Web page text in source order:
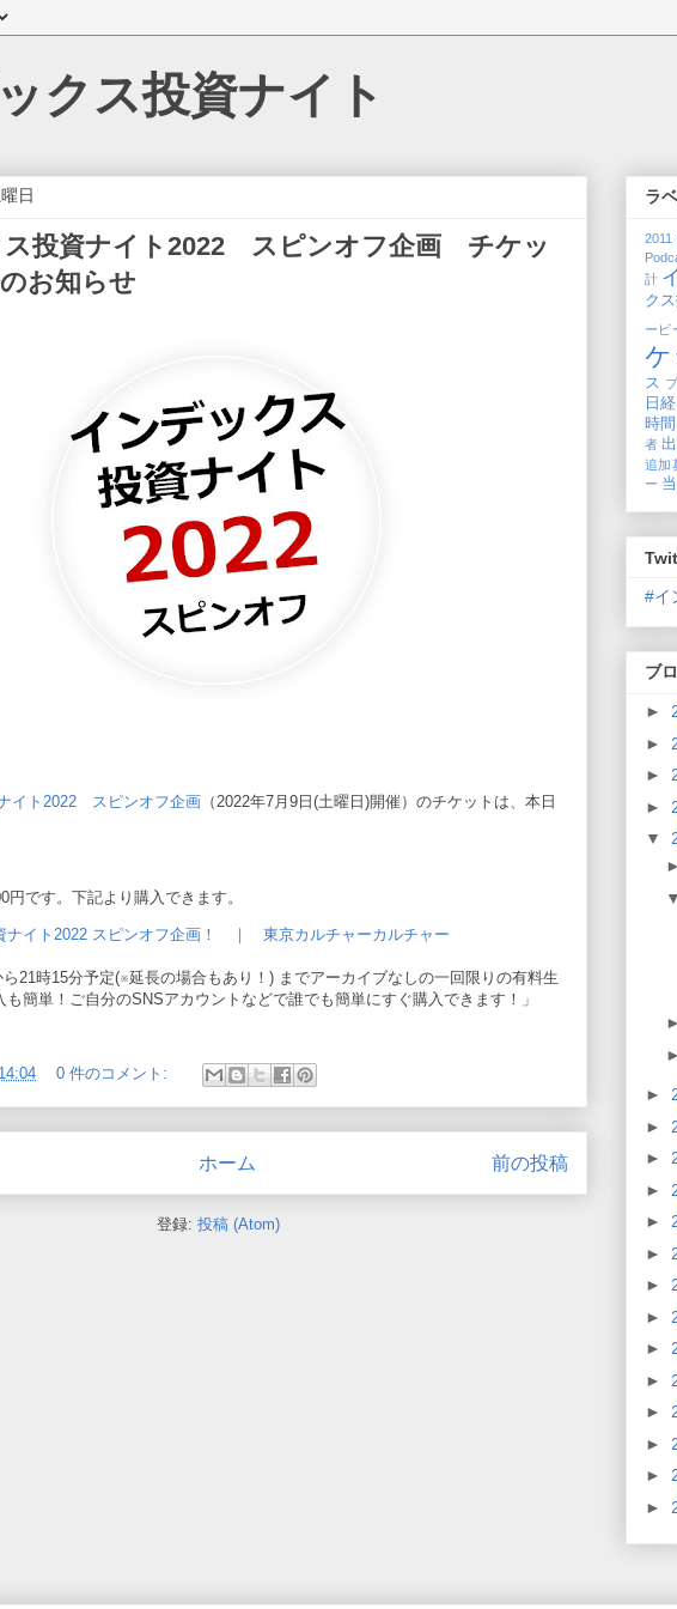
クス投資ナイト
日
ス投資ナイト2022 スピンオフ企画 チケッ
お知らせ
イト2022 スピンオフ企画 （2022年7月9日(土曜日)開催）のチケットは、本日
円です。下記より購入できます。
ナイト2022 スピンオフ企画！ ｜ 東京カルチャーカルチャー
ら21時15分予定(※延長の場合もあり！) までアーカイブなしの一回限りの有料生
簡単！ご自分のSNSアカウントなどで誰でも簡単にすぐ購入できます！」
14:04 0 件のコメント:
前の投稿
ホーム
登録: 投稿 (Atom)
ラ
2011
計
ク
ービ
ケ
ス
日経
時間
者
追加
ー
#イ
ブ
►
►
►
►
▼
►
►
►
►
►
►
►
►
►
►
►
►
►
►